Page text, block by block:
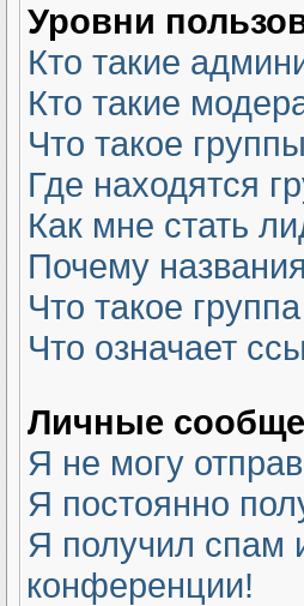
Уровни
Кто такие
Кто такие
Что такое
Где находятся
Как мне стать
Почему
Что такое
Что означает
Личные
Я не могу
Я постоянно
Я получил спам
конференции!